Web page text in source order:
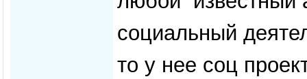
социальный
то у нее соц